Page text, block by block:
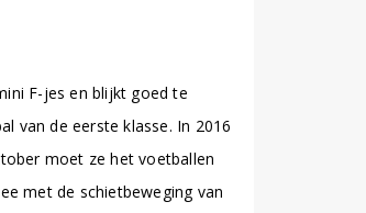
F-jes en blijkt goed te
van de eerste klasse. In 2016
moet ze het voetballen
met de schietbeweging van